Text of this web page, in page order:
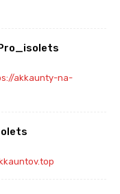
akkaunty-na-